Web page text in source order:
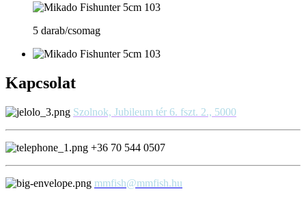
5 darab/csomag
Kapcsolat
Szolnok, Jubileum tér 6. fszt. 2., 5000
+36 70 544 0507
mmfish@mmfish.hu